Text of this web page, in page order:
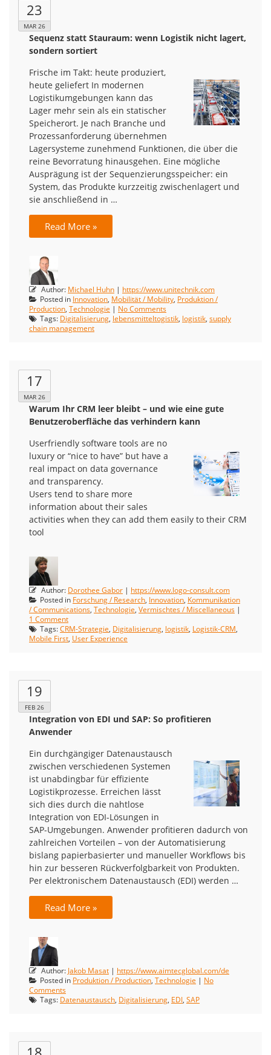
23
MAR 26
Sequenz statt Stauraum: wenn Logistik nicht lagert,
sondern sortiert
Frische im Takt: heute produziert,
heute geliefert In modernen
Logistikumgebungen kann das
Lager mehr sein als ein statischer
Speicherort. Je nach Branche und
Prozessanforderung übernehmen
Lagersysteme zunehmend Funktionen, die über die
reine Bevorratung hinausgehen. Eine mögliche
Ausprägung ist der Sequenzierungsspeicher: ein
System, das Produkte kurzzeitig zwischenlagert und
sie anschließend in …
Read More »
Author: Michael Huhn | https://www.unitechnik.com
Posted in Innovation, Mobilität / Mobility, Produktion /
Production, Technologie | No Comments
Tags: Digitalisierung, lebensmitteltogistik, logistik, supply
chain management
17
MAR 26
Warum Ihr CRM leer bleibt – und wie eine gute
Benutzeroberfläche das verhindern kann
Userfriendly software tools are no
luxury or “nice to have” but have a
real impact on data governance
and transparency.
Users tend to share more
information about their sales
activities when they can add them easily to their CRM
tool
Author: Dorothee Gabor | https://www.logo-consult.com
Posted in Forschung / Research, Innovation, Kommunikation
/ Communications, Technologie, Vermischtes / Miscellaneous |
1 Comment
Tags:CRM-Strategie, Digitalisierung, logistik, Logistik-CRM,
Mobile First, User Experience
19
FEB 26
Integration von EDI und SAP: So profitieren
Anwender
Ein durchgängiger Datenaustausch
zwischen verschiedenen Systemen
ist unabdingbar für effiziente
Logistikprozesse. Erreichen lässt
sich dies durch die nahtlose
Integration von EDI-Lösungen in
SAP-Umgebungen. Anwender profitieren dadurch von
zahlreichen Vorteilen – von der Automatisierung
bislang papierbasierter und manueller Workflows bis
hin zur besseren Rückverfolgbarkeit von Produkten.
Per elektronischem Datenaustausch (EDI) werden …
Read More »
Author: Jakob Masat | https://www.aimtecglobal.com/de
Posted in Produktion / Production, Technologie | No
Comments
Tags: Datenaustausch, Digitalisierung, EDI, SAP